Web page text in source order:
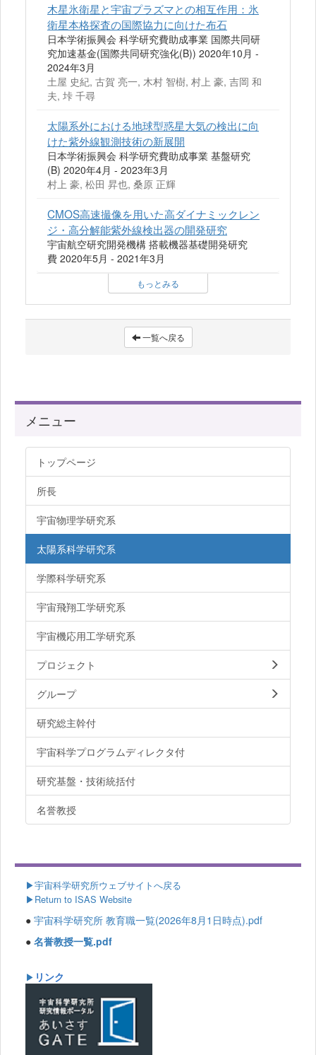
木星氷衛星と宇宙プラズマとの相互作用：氷
衛星本格探査の国際協力に向けた布石
日本学術振興会 科学研究費助成事業 国際共同研
究加速基金(国際共同研究強化(B)) 2020年10月 -
2024年3月
土屋 史紀, 古賀 亮一, 木村 智樹, 村上 豪, 吉岡 和
夫, 垰 千尋
太陽系外における地球型惑星大気の検出に向
けた紫外線観測技術の新展開
日本学術振興会 科学研究費助成事業 基盤研究
(B) 2020年4月 - 2023年3月
村上 豪, 松田 昇也, 桑原 正輝
CMOS高速撮像を用いた高ダイナミックレン
ジ・高分解能紫外線検出器の開発研究
宇宙航空研究開発機構 搭載機器基礎開発研究
費 2020年5月 - 2021年3月
もっとみる
一覧へ戻る
メニュー
トップページ
所長
宇宙物理学研究系
太陽系科学研究系
学際科学研究系
宇宙飛翔工学研究系
宇宙機応用工学研究系
プロジェクト
グループ
研究総主幹付
宇宙科学プログラムディレクタ付
研究基盤・技術統括付
名誉教授
▶宇宙科学研究所ウェブサイトへ戻る
▶Return to ISAS Website
● 宇宙科学研究所 教育職一覧(2026年8月1日時点).pdf
● 名誉教授一覧.pdf
▶ リンク